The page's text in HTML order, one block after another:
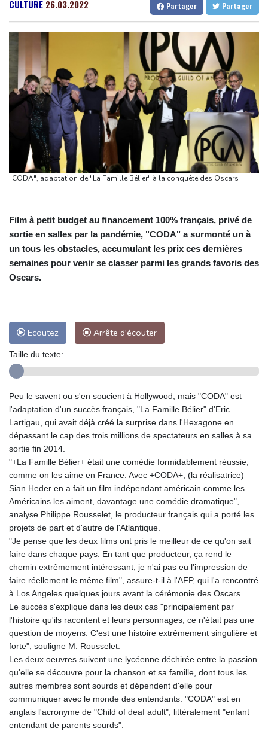
Haiti
24 °C Madagascar
8 °C
Congo
23 °C Cayenne
12 °C
French Guiana
21 °C
Bruxelles
10 °C Vancouver
21 °C
Monte-Carlo
26 °C
La justice bloque à nouveau la salle de bal de Trump, qui va
saisir la Cour suprême
De la Espriella, un millionnaire pro-Trump à la présidence de la
Colombie
Colombie: le président Abelardo de la Espriella soutenu par
Trump, entre en fonctions
Au Porge, sinistré par le mégafeu, une soirée de solidarité avec
les commerçants
Les Bourses mondiales touchent des sommets après l'emploi
américain
dans une région pétrolifère
CULTURE 26.03.2022 Partager Partager
"CODA", adaptation de "La Famille Bélier" à la conquête des Oscars
Film à petit budget au financement 100% français, privé de
sortie en salles par la pandémie, "CODA" a surmonté un à
un tous les obstacles, accumulant les prix ces dernières
semaines pour venir se classer parmi les grands favoris des
Oscars.
Ecoutez Arrête d'écouter
Taille du texte:
Peu le savent ou s'en soucient à Hollywood, mais "CODA" est
l'adaptation d'un succès français, "La Famille Bélier" d'Eric
Lartigau, qui avait déjà créé la surprise dans l'Hexagone en
dépassant le cap des trois millions de spectateurs en salles à sa
sortie fin 2014.
"+La Famille Bélier+ était une comédie formidablement réussie,
comme on les aime en France. Avec +CODA+, (la réalisatrice)
Sian Heder en a fait un film indépendant américain comme les
Américains les aiment, davantage une comédie dramatique",
analyse Philippe Rousselet, le producteur français qui a porté les
projets de part et d'autre de l'Atlantique.
"Je pense que les deux films ont pris le meilleur de ce qu'on sait
faire dans chaque pays. En tant que producteur, ça rend le
chemin extrêmement intéressant, je n'ai pas eu l'impression de
faire réellement le même film", assure-t-il à l'AFP, qui l'a rencontré
à Los Angeles quelques jours avant la cérémonie des Oscars.
Le succès s'explique dans les deux cas "principalement par
l'histoire qu'ils racontent et leurs personnages, ce n'était pas une
question de moyens. C'est une histoire extrêmement singulière et
forte", souligne M. Rousselet.
Les deux oeuvres suivent une lycéenne déchirée entre la passion
qu'elle se découvre pour la chanson et sa famille, dont tous les
autres membres sont sourds et dépendent d'elle pour
communiquer avec le monde des entendants. "CODA" est en
anglais l'acronyme de "Child of deaf adult", littéralement "enfant
entendant de parents sourds".